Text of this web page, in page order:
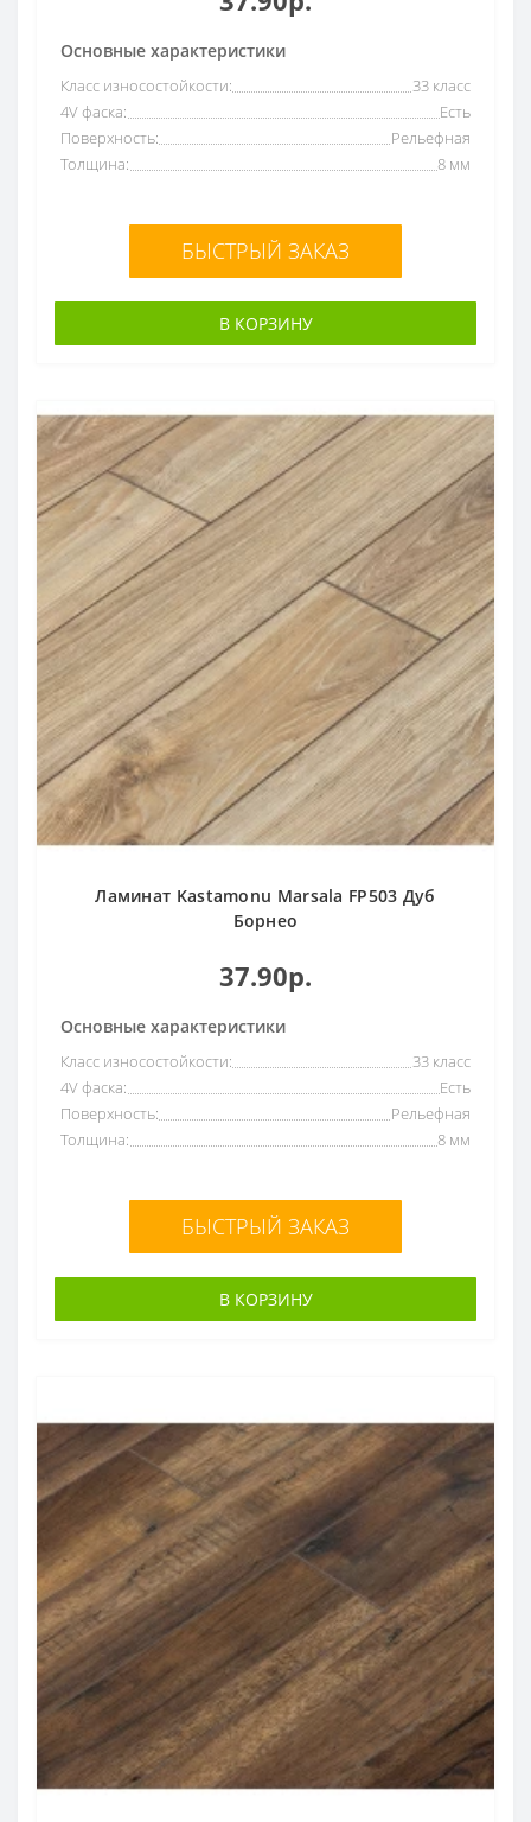
Основные характеристики
Класс износостойкости:
33 класс
4V фаска:
Есть
Поверхность:
Рельефная
Толщина:
8 мм
БЫСТРЫЙ ЗАКАЗ
В КОРЗИНУ
Ламинат Kastamonu Marsala FP503 Дуб
Борнео
37.90р.
Основные характеристики
Класс износостойкости:
33 класс
4V фаска:
Есть
Поверхность:
Рельефная
Толщина:
8 мм
БЫСТРЫЙ ЗАКАЗ
В КОРЗИНУ